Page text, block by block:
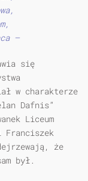
–
się
w charakterze
Dafnis”
Liceum
Franciszek
że
był.